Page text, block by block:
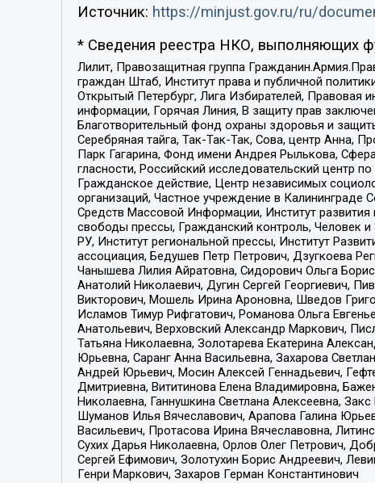
Источник: https://minjust.gov.ru/ru/
* Сведения реестра НКО, выполняющих
Лилит, Правозащитная группа
граждан Штаб, Институт права и публичной
Открытый Петербург, Лига Избирателей, Правовая
информации, Горячая Линия, В защиту прав
Благотворительный фонд охраны здоровья и
Серебряная тайга, Так-Так-Так, Сова, центр Анна,
Парк Гагарина, Фонд имени Андрея Рылькова,
гласности, Российский исследовательский центр
Гражданское действие, Центр независимых
организаций, Частное учреждение в
Средств Массовой Информации, Институт
свободы прессы, Гражданский контроль, Человек
РУ, Институт региональной прессы, Институт
ассоциация, Бедушев Петр Петрович, Дзугкоева
Чанышева Лилия Айратовна, Сидорович Ольга
Анатолий Николаевич, Дугин Сергей Георгиевич,
Викторович, Мошель Ирина Ароновна, Шведов
Исламов Тимур Рифгатович, Романова Ольга
Анатольевич, Верховский Александр Маркович,
Татьяна Николаевна, Золотарева Екатерина
Юрьевна, Саранг Анна Васильевна, Захарова
Андрей Юрьевич, Мосин Алексей Геннадьевич,
Дмитриевна, Вититинова Елена Владимировна,
Николаевна, Ганнушкина Светлана Алексеевна,
Шуманов Илья Вячеславович, Арапова Галина
Васильевич, Протасова Ирина Вячеславовна,
Сухих Дарья Николаевна, Орлов Олег Петрович,
Сергей Ефимович, Золотухин Борис Андреевич,
Генри Маркович, Захаров Герман Константинович